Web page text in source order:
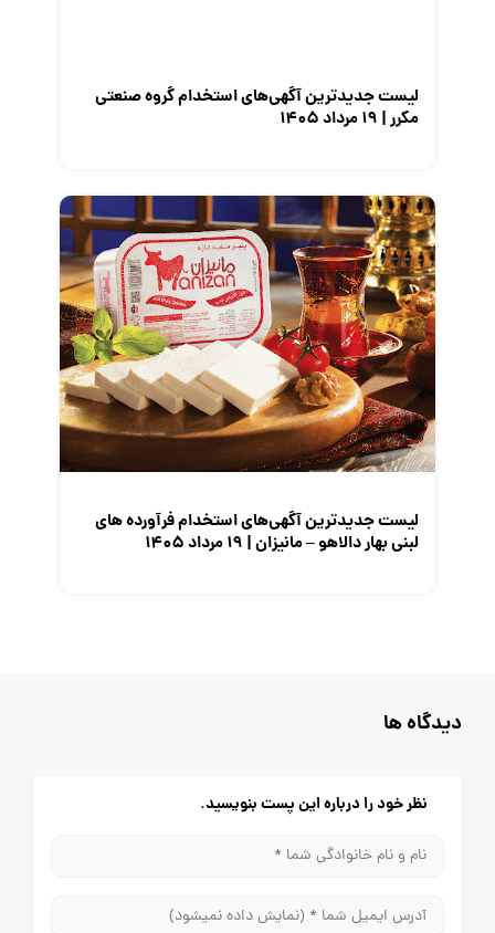
لیست جدیدترین آگهی‌های استخدام گروه صنعتی
مکرر | ۱۹ مرداد ۱۴۰۵
لیست جدیدترین آگهی‌های استخدام فرآورده های
لبنی بهار دالاهو – مانیزان | ۱۹ مرداد ۱۴۰۵
دیدگاه ها
نظر خود را درباره این پست بنویسید.